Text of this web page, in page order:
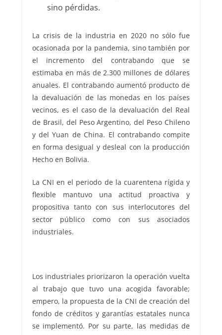
sino pérdidas.
La crisis de la industria en 2020 no sólo fue
ocasionada por la pandemia, sino también por
el incremento del contrabando que se
estimaba en más de 2.300 millones de dólares
anuales. El contrabando aumentó producto de
la devaluación de las monedas en los países
vecinos, es el caso de la devaluación del Real
de Brasil, del Peso Argentino, del Peso Chileno
y del Yuan de China. El contrabando compite
en forma desigual y desleal con la producción
Hecho en Bolivia.
La CNI en el periodo de la cuarentena rígida y
flexible mantuvo una actitud proactiva y
propositiva tanto con sus interlocutores del
sector público como con sus asociados
industriales.
Los industriales priorizaron la operación vuelta
al trabajo que tuvo una acogida favorable;
empero, la propuesta de la CNI de creación del
fondo de créditos y garantías estatales nunca
se implementó. Por su parte, las medidas de